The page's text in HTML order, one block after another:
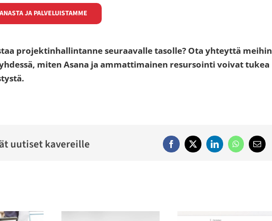
JA PALVELUISTAMME
projektinhallintanne seuraavalle tasolle? Ota yhteyttä meihin
miten Asana ja ammattimainen resursointi voivat tukea
uutiset kavereille FacebookTwitterLinkedInWhatsApp
Email